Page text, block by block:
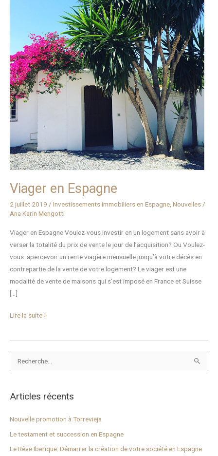
Viager en Espagne
2 juillet 2019 / Investissements immobiliers en Espagne Nouvelles /
Ana Karin Mengotti
Viager en Espagne Voulez-vous investir en un logement sans avoir à
verser la totalité du prix de vente le jour de l’acquisition? Ou Voulez-
vous apercevoir un rente viagère mensuelle jusqu’à votre décès en
contrepartie de la vente de votre logement? Le viager est une
modalité de vente de maisons qui s’est imposé en France et Suisse
[…]
Lire la suite »
e
Articles récents
Nouvelle promotion à Torrevieja
Le testament et succession en Espagne
Le Rêve Iberique: Démarrer la création de votre société en Espagne